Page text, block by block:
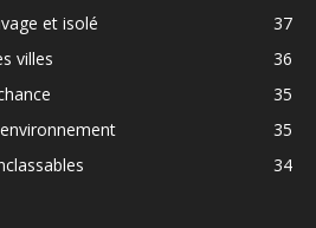
et isolé
37
villes
36
35
35
34